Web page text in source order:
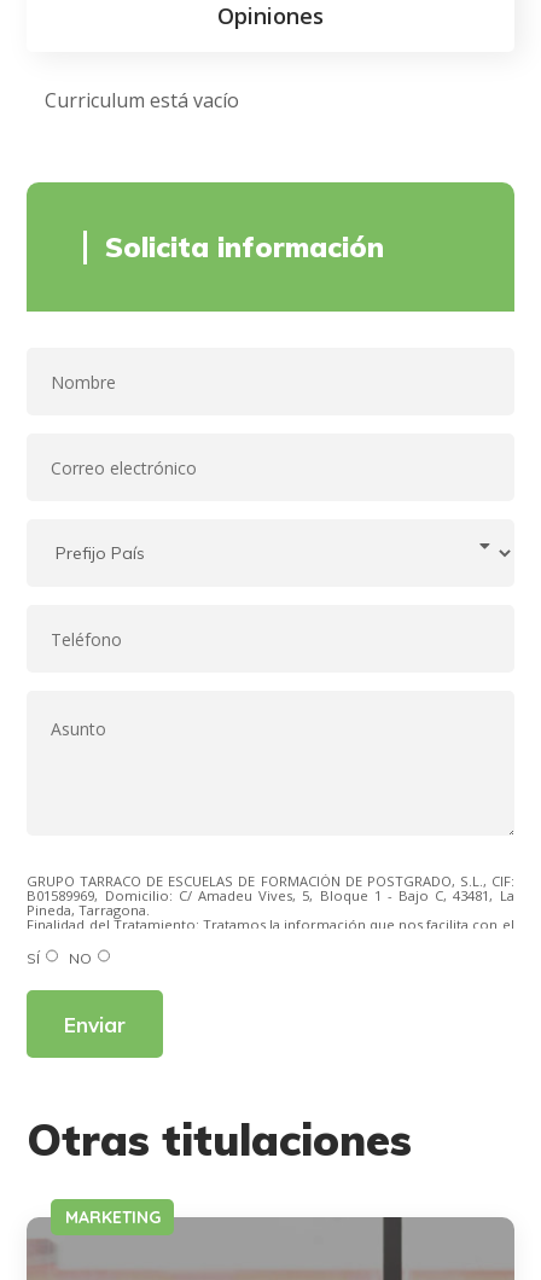
Opiniones
Curriculum está vacío
Solicita información
GRUPO TARRACO DE ESCUELAS DE FORMACIÓN DE POSTGRADO, S.L., CIF:
B01589969, Domicilio: C/ Amadeu Vives, 5, Bloque 1 - Bajo C, 43481, La
Pineda, Tarragona.
Finalidad del Tratamiento: Tratamos la información que nos facilita con el
los productos ofrecidos y otros tipo de productos que fueran de su
interés.
Derechos: Puede ejercitar sus derechos identificándose suficientemente,
Para más información consulte nuestra Política de Privacidad.
SÍ NO
Otras titulaciones
MARKETING